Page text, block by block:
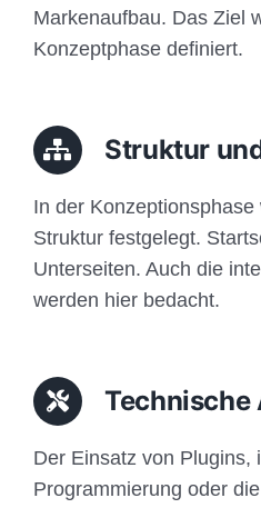
Markenaufbau. Das Ziel
Konzeptphase definiert.
Struktur
In der
Struktur festgelegt.
Unterseiten. Auch die
werden hier bedacht.
Technische
Der Einsatz von Plugins,
Programmierung oder